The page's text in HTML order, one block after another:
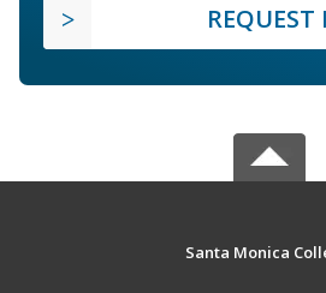
REQUEST
Santa Monica